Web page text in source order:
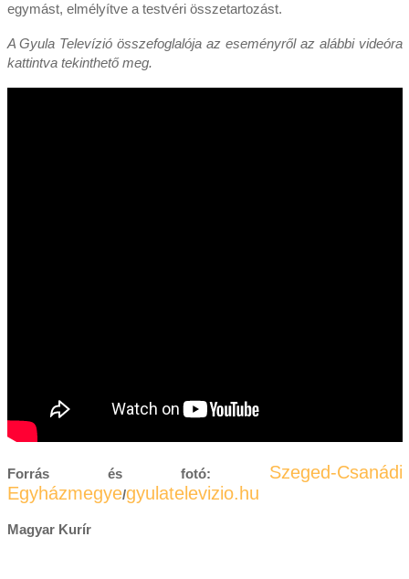
egymást, elmélyítve a testvéri összetartozást.
A Gyula Televízió összefoglalója az eseményről az alábbi videóra
kattintva tekinthető meg.
Forrás és fotó: Szeged-Csanádi
Egyházmegye/gyulatelevizio.hu
Magyar Kurír